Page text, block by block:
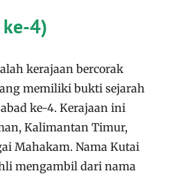
4)
kerajaan bercorak
memiliki bukti sejarah
ke-4. Kerajaan ini
Kalimantan Timur,
Mahakam. Nama Kutai
mengambil dari nama